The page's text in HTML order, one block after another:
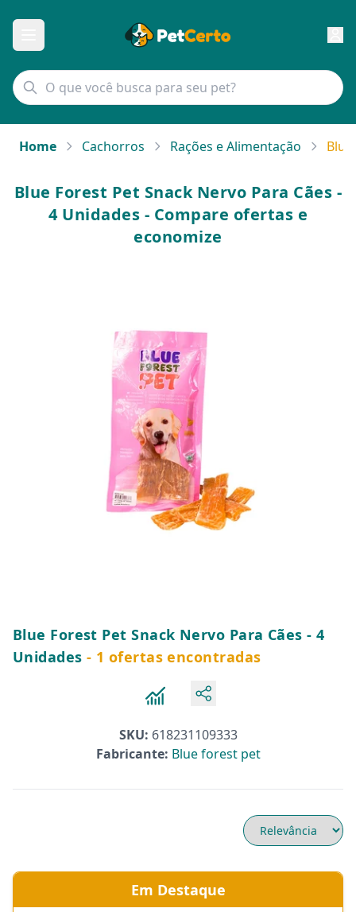
Home Cachorros Rações e Alimentação
Blue Forest Pet Snack Nervo Para Cães -
4 Unidades - Compare ofertas e
economize
Blue Forest Pet Snack Nervo Para Cães - 4
Unidades - 1 ofertas encontradas
SKU: 618231109333
Fabricante: Blue forest pet
Em Destaque